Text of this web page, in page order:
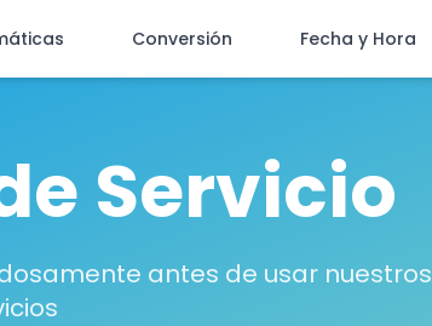
Conversión Fecha y Hora
Servicio
antes de usar nuestros